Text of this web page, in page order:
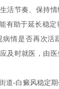
节奏、保持情
有助于延长稳
情是否再次活
及时就医，由
-白癜风稳定期